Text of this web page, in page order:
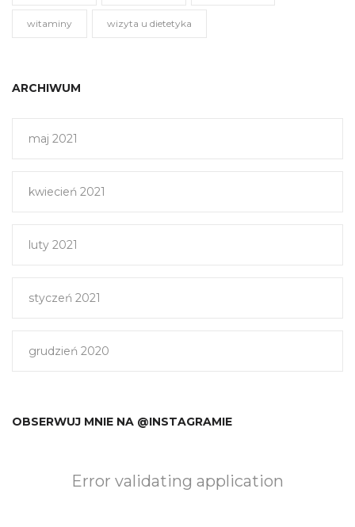
witaminy wizyta u dietetyka
ARCHIWUM
maj 2021
kwiecień 2021
luty 2021
styczeń 2021
grudzień 2020
OBSERWUJ MNIE NA @INSTAGRAMIE
Error validating application